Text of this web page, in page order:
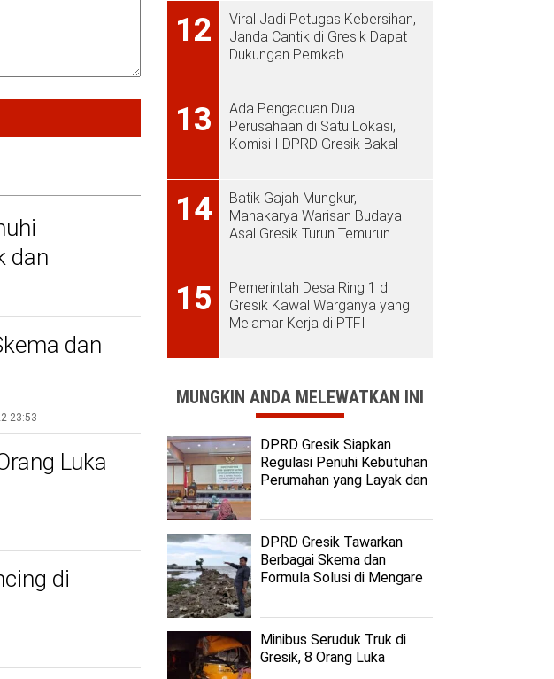
dan
dan
23:53
Luka
di
12
Viral Jadi Petugas Kebersihan,
Janda Cantik di Gresik Dapat
Dukungan Pemkab
13
Ada Pengaduan Dua
Perusahaan di Satu Lokasi,
Komisi I DPRD Gresik Bakal
14
Batik Gajah Mungkur,
Mahakarya Warisan Budaya
Asal Gresik Turun Temurun
15
Pemerintah Desa Ring 1 di
Gresik Kawal Warganya yang
Melamar Kerja di PTFI
MUNGKIN ANDA MELEWATKAN INI
DPRD Gresik Siapkan
Regulasi Penuhi Kebutuhan
Perumahan yang Layak dan
DPRD Gresik Tawarkan
Berbagai Skema dan
Formula Solusi di Mengare
Minibus Seruduk Truk di
Gresik, 8 Orang Luka